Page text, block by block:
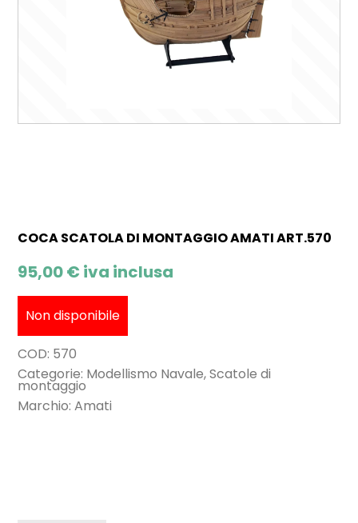
COCA SCATOLA DI MONTAGGIO AMATI ART.570
95,00€ iva inclusa
Non disponibile
COD: 570
Categorie: Modellismo Navale,Scatole di
montaggio
Marchio:Amati